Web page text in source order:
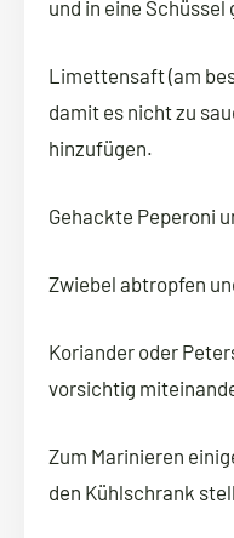
und in eine Schüssel
Limettensaft (am
damit es nicht zu
hinzufügen.
Gehackte Peperoni
Zwiebel abtropfen
Koriander oder
vorsichtig
Zum Marinieren
den Kühlschrank